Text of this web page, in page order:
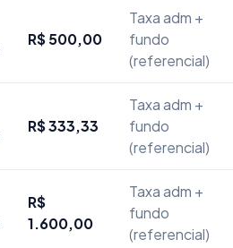
R$ 500,00
Taxa adm +
fundo
(referencial)
R$ 333,33
Taxa adm +
fundo
(referencial)
R$
1.600,00
Taxa adm +
fundo
(referencial)